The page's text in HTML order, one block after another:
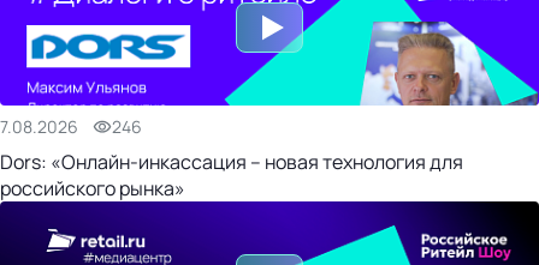
7.08.2026 246
Dors: «Онлайн-инкассация – новая технология для
российского рынка»